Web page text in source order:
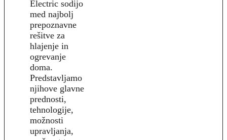
Electric sodijo
med najbolj
prepoznavne
rešitve za
hlajenje in
ogrevanje
doma.
Predstavljamo
njihove glavne
prednosti,
tehnologije,
možnosti
upravljanja,